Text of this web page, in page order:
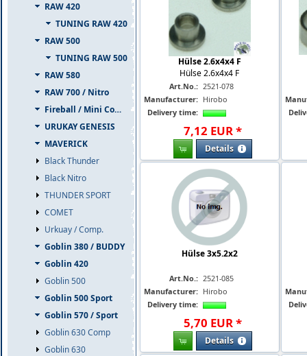
RAW 420
TUNING RAW 420
RAW 500
TUNING RAW 500
RAW 580
RAW 700 / Nitro
Fireball / Mini Comet
URUKAY GENESIS
MAVERICK
Black Thunder
Black Nitro
THUNDER SPORT
COMET
Urkuay / Comp.
Goblin 380 / BUDDY
Goblin 420
Goblin 500
Goblin 500 Sport
Goblin 570 / Sport
Goblin 630 Comp
Goblin 630
Hülse 2.6x4x4 F
Hülse 2.6x4x4 F
Art.No.: 2521-078
Manufacturer: Hirobo
Delivery time:
7,12 EUR*
Details
Hülse 3x5.2x2
Art.No.: 2521-085
Manufacturer: Hirobo
Delivery time:
5,70 EUR*
Details